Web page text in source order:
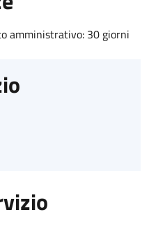
amministrativo: 30 giorni